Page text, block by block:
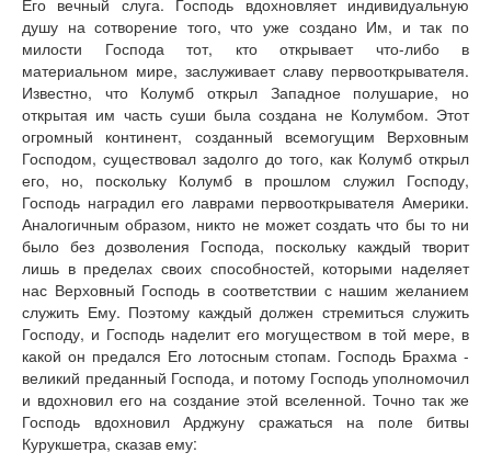
Его вечный слуга. Господь вдохновляет индивидуальную
душу на сотворение того, что уже создано Им, и так по
милости Господа тот, кто открывает что-либо в
материальном мире, заслуживает славу первооткрывателя.
Известно, что Колумб открыл Западное полушарие, но
открытая им часть суши была создана не Колумбом. Этот
огромный континент, созданный всемогущим Верховным
Господом, существовал задолго до того, как Колумб открыл
его, но, поскольку Колумб в прошлом служил Господу,
Господь наградил его лаврами первооткрывателя Америки.
Аналогичным образом, никто не может создать что бы то ни
было без дозволения Господа, поскольку каждый творит
лишь в пределах своих способностей, которыми наделяет
нас Верховный Господь в соответствии с нашим желанием
служить Ему. Поэтому каждый должен стремиться служить
Господу, и Господь наделит его могуществом в той мере, в
какой он предался Его лотосным стопам. Господь Брахма -
великий преданный Господа, и потому Господь уполномочил
и вдохновил его на создание этой вселенной. Точно так же
Господь вдохновил Арджуну сражаться на поле битвы
Курукшетра, сказав ему: